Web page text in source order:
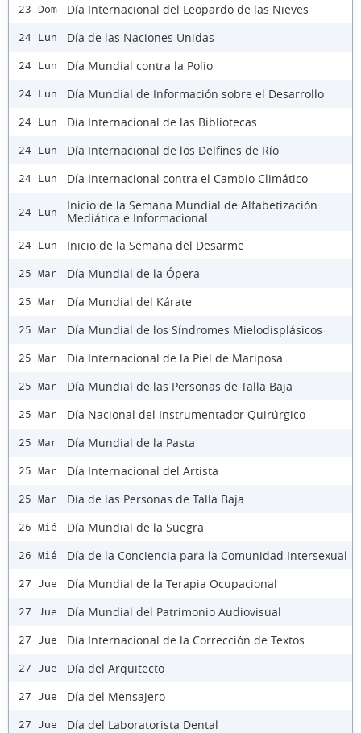
23 Dom Día Internacional del Leopardo de las Nieves
24 Lun Día de las Naciones Unidas
24 Lun Día Mundial contra la Polio
24 Lun Día Mundial de Información sobre el Desarrollo
24 Lun Día Internacional de las Bibliotecas
24 Lun Día Internacional de los Delfines de Río
24 Lun Día Internacional contra el Cambio Climático
24 Lun
Inicio de la Semana Mundial de Alfabetización
Mediática e Informacional
24 Lun Inicio de la Semana del Desarme
25 Mar Día Mundial de la Ópera
25 Mar Día Mundial del Kárate
25 Mar Día Mundial de los Síndromes Mielodisplásicos
25 Mar Día Internacional de la Piel de Mariposa
25 Mar Día Mundial de las Personas de Talla Baja
25 Mar Día Nacional del Instrumentador Quirúrgico
25 Mar Día Mundial de la Pasta
25 Mar Día Internacional del Artista
25 Mar Día de las Personas de Talla Baja
26 Mié Día Mundial de la Suegra
26 Mié Día de la Conciencia para la Comunidad Intersexual
27 Jue Día Mundial de la Terapia Ocupacional
27 Jue Día Mundial del Patrimonio Audiovisual
27 Jue Día Internacional de la Corrección de Textos
27 Jue Día del Arquitecto
27 Jue Día del Mensajero
27 Jue Día del Laboratorista Dental